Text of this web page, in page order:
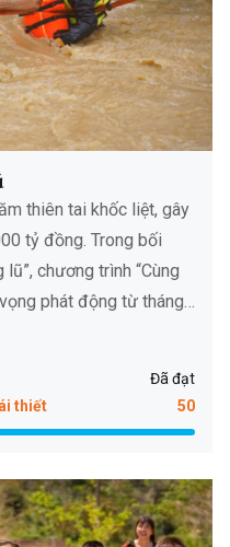
thiên tai khốc liệt, gây
tỷ đồng. Trong bối
chương trình “Cùng
phát động từ tháng…
thiết
Đã đạt
50